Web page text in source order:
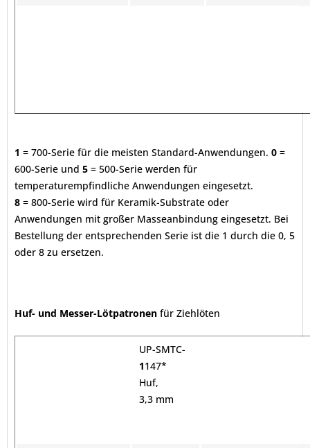
1 = 700-Serie für die meisten Standard-Anwendungen. 0 =
600-Serie und 5 = 500-Serie werden für
temperaturempfindliche Anwendungen eingesetzt.
8 = 800-Serie wird für Keramik-Substrate oder
Anwendungen mit großer Masseanbindung eingesetzt. Bei
Bestellung der entsprechenden Serie ist die 1 durch die 0, 5
oder 8 zu ersetzen.
Huf- und Messer-Lötpatronen für Ziehlöten
UP-SMTC-
1147*
Huf,
3,3 mm